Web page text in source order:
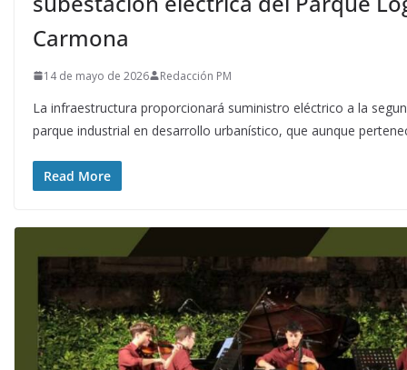
Carmona
14 de mayo de 2026 Redacción PM
La infraestructura proporcionará suministro eléctrico a la
parque industrial en desarrollo urbanístico, que aunque
Read More